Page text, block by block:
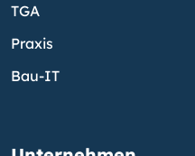
TGA
Praxis
Bau-IT